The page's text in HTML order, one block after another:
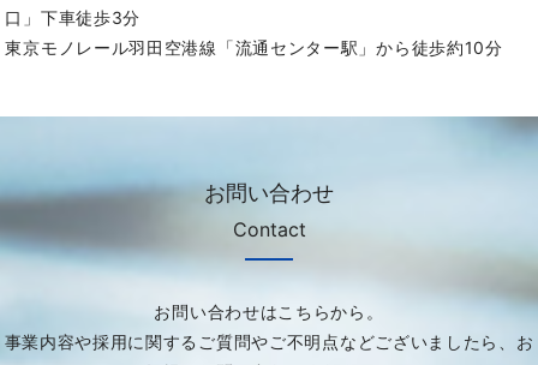
口」下車徒歩3分
東京モノレール羽田空港線「流通センター駅」から徒歩約10分
お問い合わせ
Contact
お問い合わせはこちらから。
事業内容や採用に関するご質問やご不明点などございましたら、お